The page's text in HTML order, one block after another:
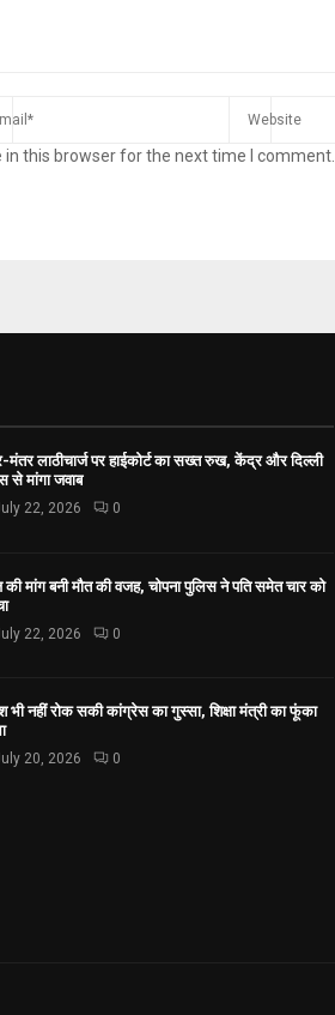
this browser for the next time I comment.
लाठीचार्ज पर हाईकोर्ट का सख्त रुख, केंद्र और दिल्ली
से मांगा जवाब
22, 2026 0
मांग बनी मौत की वजह, चोपना पुलिस ने पति समेत चार को
22, 2026 0
भी नहीं रोक सकी कांग्रेस का गुस्सा, शिक्षा मंत्री का फूंका
20, 2026 0